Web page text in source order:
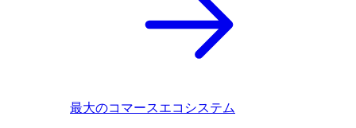
最大のコマースエコシステム